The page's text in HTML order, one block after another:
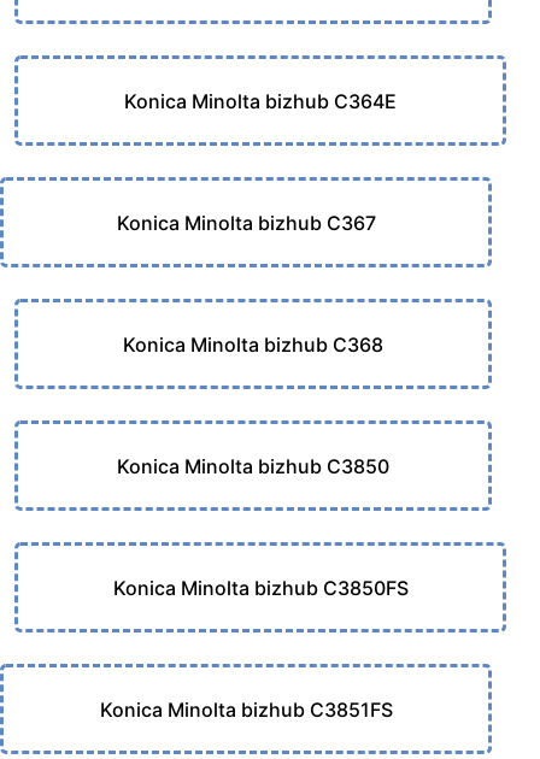
Konica Minolta bizhub C364E
Konica Minolta bizhub C367
Konica Minolta bizhub C368
Konica Minolta bizhub C3850
Konica Minolta bizhub C3850FS
Konica Minolta bizhub C3851FS